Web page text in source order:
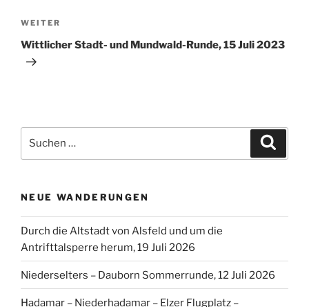
Nächster
Beitrag
WEITER
Wittlicher Stadt- und Mundwald-Runde, 15 Juli 2023
nach:
NEUE WANDERUNGEN
Durch die Altstadt von Alsfeld und um die
Antrifttalsperre herum, 19 Juli 2026
Niederselters – Dauborn Sommerrunde, 12 Juli 2026
Hadamar – Niederhadamar – Elzer Flugplatz –